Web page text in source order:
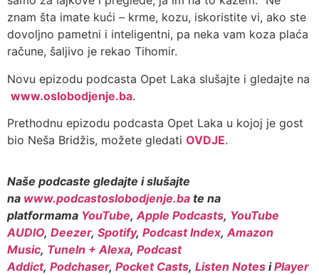
znam šta imate kući – krme, kozu, iskoristite vi, ako ste
dovoljno pametni i inteligentni, pa neka vam koza plaća
račune, šaljivo je rekao Tihomir.
Novu epizodu podcasta Opet Laka slušajte i gledajte na
www.oslobodjenje.ba.
Prethodnu epizodu podcasta Opet Laka u kojoj je gost
bio Neša Bridžis, možete gledati OVDJE.
Naše podcaste gledajte i slušajte
na www.podcastoslobodjenje.ba te na
platformama YouTube,Apple Podcasts, YouTube
AUDIO, Deezer, Spotify, Podcast Index,Amazon
Music, TuneIn + Alexa, Podcast
Addict, Podchaser, Pocket Casts, Listen Notes iPlayer